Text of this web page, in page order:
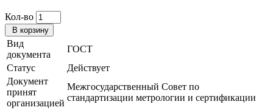
Кол-во
В корзину
Вид
документа
ГОСТ
Статус
Действует
Документ
принят
организацией
Межгосударственный Совет по
стандартизации метрологии и сертификации